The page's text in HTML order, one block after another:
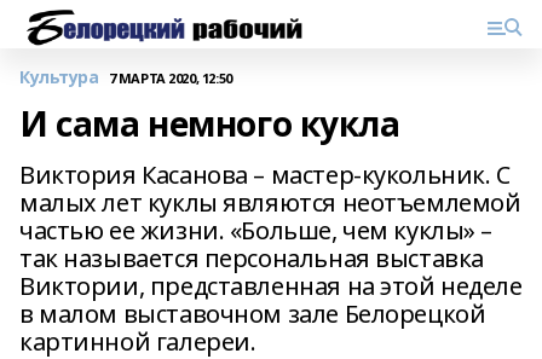
Культура 7 МАРТА 2020, 12:50
И сама немного кукла
Виктория Касанова – мастер-кукольник. С
малых лет куклы являются неотъемлемой
частью ее жизни. «Больше, чем куклы» –
так называется персональная выставка
Виктории, представленная на этой неделе
в малом выставочном зале Белорецкой
картинной галереи.